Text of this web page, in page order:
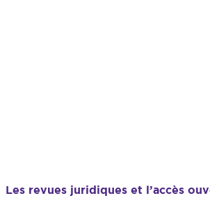
Les revues juridiques et l’accès